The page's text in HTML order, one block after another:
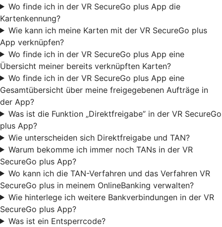
Wo finde ich in der VR SecureGo plus App die
Kartenkennung?
Wie kann ich meine Karten mit der VR SecureGo plus
App verknüpfen?
Wo finde ich in der VR SecureGo plus App eine
Übersicht meiner bereits verknüpften Karten?
Wo finde ich in der VR SecureGo plus App eine
Gesamtübersicht über meine freigegebenen Aufträge in
der App?
Was ist die Funktion „Direktfreigabe” in der VR SecureGo
plus App?
Wie unterscheiden sich Direktfreigabe und TAN?
Warum bekomme ich immer noch TANs in der VR
SecureGo plus App?
Wo kann ich die TAN-Verfahren und das Verfahren VR
SecureGo plus in meinem OnlineBanking verwalten?
Wie hinterlege ich weitere Bankverbindungen in der VR
SecureGo plus App?
Was ist ein Entsperrcode?